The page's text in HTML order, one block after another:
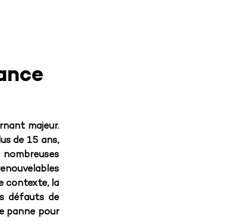
majeur.
de 15 ans,
contexte, la
défauts de
panne pour